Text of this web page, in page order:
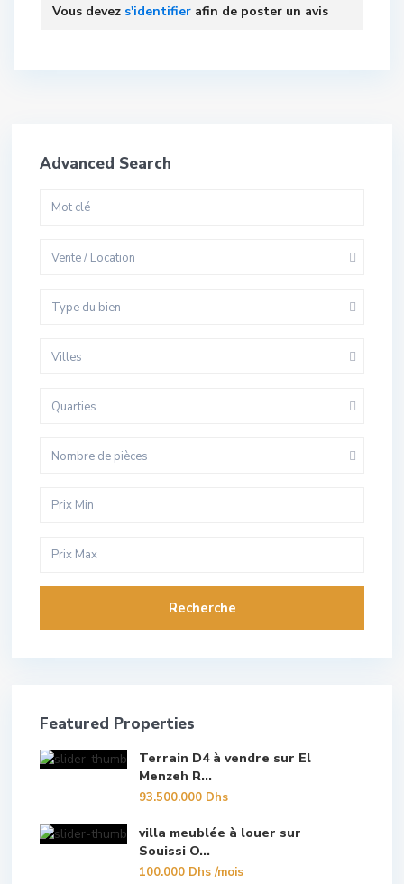
Vous devez s'identifier afin de poster un avis
Advanced Search
Vente / Location
Type du bien
Villes
Quarties
Nombre de pièces
Recherche
Featured Properties
Terrain D4 à vendre sur El
Menzeh R...
93.500.000 Dhs
villa meublée à louer sur
Souissi O...
100.000 Dhs/mois